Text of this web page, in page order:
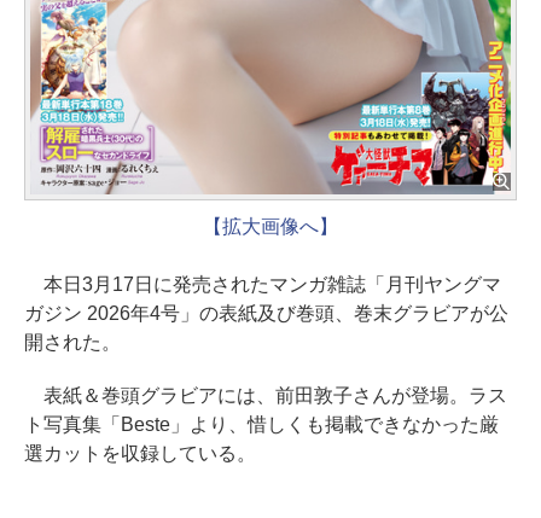
【拡大画像へ】
本日3月17日に発売されたマンガ雑誌「月刊ヤングマ
ガジン 2026年4号」の表紙及び巻頭、巻末グラビアが公
開された。
表紙＆巻頭グラビアには、前田敦子さんが登場。ラス
ト写真集「Beste」より、惜しくも掲載できなかった厳
選カットを収録している。